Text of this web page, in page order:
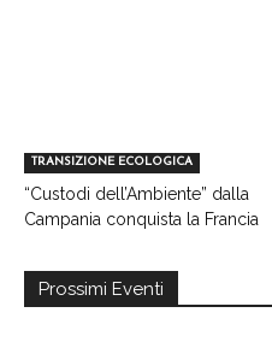
TRANSIZIONE ECOLOGICA
“Custodi dell’Ambiente” dalla
Campania conquista la Francia
Prossimi Eventi